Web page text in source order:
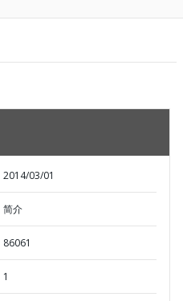
2014/03/01
简介
86061
1